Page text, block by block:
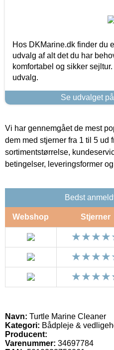
Hos DKMarine.dk finder du
udvalg af alt det du har
komfortabel og sikker
udvalg.
Se udvalget
Vi har gennemgået de mest
dem med stjerner fra 1 til 5 ud
sortimentstørrelse,
betingelser, leveringsformer
Bedst
Webshop Stjerner
Navn: Turtle Marine Cleaner
Kategori: Bådpleje &
Producent:
Varenummer: 34697784